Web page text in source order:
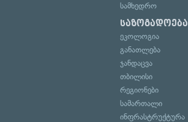
სამხედრო
საზოგადოება
ეკოლოგია
განათლება
ჯანდაცვა
თბილისი
რეგიონები
სამართალი
ინფრასტრუქტურა